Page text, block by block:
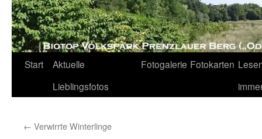
Start
Aktuelle
Lieblingsfotos
Fotogalerie Fotokarten
← Verwirrte Winterlinge